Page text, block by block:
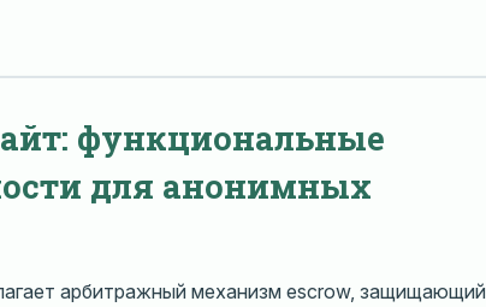
функциональные
для анонимных
арбитражный механизм escrow, защищающий